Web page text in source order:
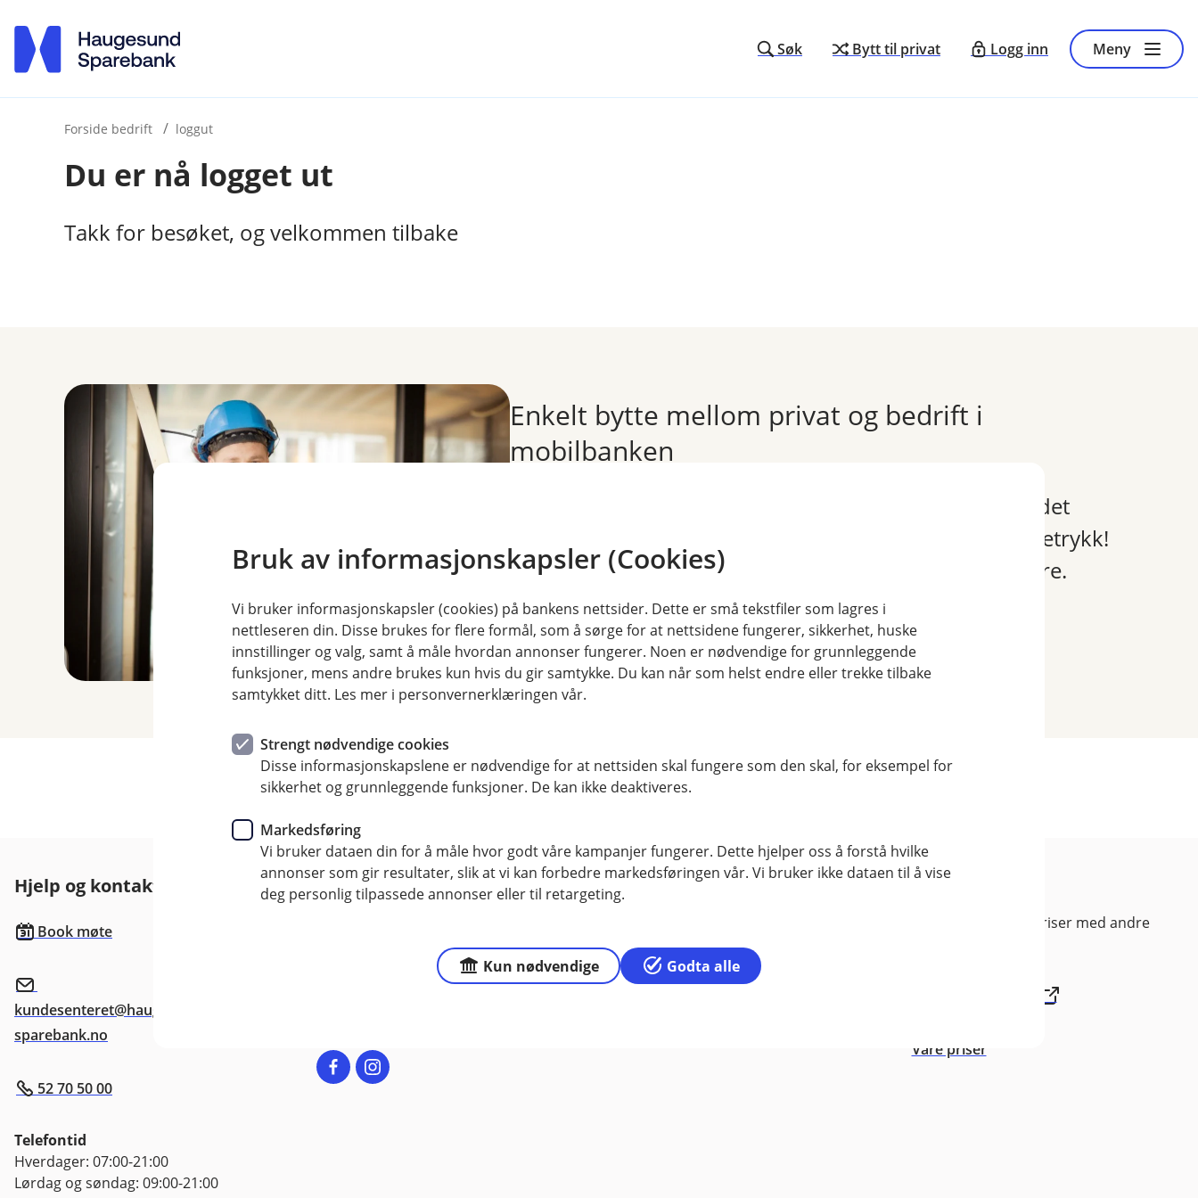
Søk Bytt til privat Logg inn Meny
Forside bedrift loggut
Du er nå logget ut
Takk for besøket, og velkommen tilbake
Enkelt bytte mellom privat og bedrift i
mobilbanken
Har du allerede lastet ned mobilbanken privat? Nå er det
enkelt å bytte mellom privat og bedrift med et par tastetrykk!
Du velger bare "bytt til bedrift" i menyen øverst til høyre.
Les mer og kom i gang
Hjelp og kontakt
Book møte
kundesenteret@haugesund-
sparebank.no
52 70 50 00
Telefontid
Hverdager: 07:00-21:00
Lørdag og søndag: 09:00-21:00
Her finner du oss
Smedasundet 77, 5528 Haugesund
Om Haugesund Sparebank
Om oss
Priser
Sammenlign våre priser med andre
Våre priser
Bruk av informasjonskapsler (Cookies)
Vi bruker informasjonskapsler (cookies) på bankens nettsider. Dette er små tekstfiler som lagres i
nettleseren din. Disse brukes for flere formål, som å sørge for at nettsidene fungerer, sikkerhet, huske
innstillinger og valg, samt å måle hvordan annonser fungerer. Noen er nødvendige for grunnleggende
funksjoner, mens andre brukes kun hvis du gir samtykke. Du kan når som helst endre eller trekke tilbake
samtykket ditt. Les mer i personvernerklæringen vår.
Strengt nødvendige cookies
Disse informasjonskapslene er nødvendige for at nettsiden skal fungere som den skal, for eksempel for
sikkerhet og grunnleggende funksjoner. De kan ikke deaktiveres.
Markedsføring
Vi bruker dataen din for å måle hvor godt våre kampanjer fungerer. Dette hjelper oss å forstå hvilke
annonser som gir resultater, slik at vi kan forbedre markedsføringen vår. Vi bruker ikke dataen til å vise
deg personlig tilpassede annonser eller til retargeting.
Kun nødvendige Godta alle